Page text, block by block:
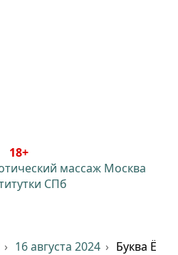
18+
массаж Москва
СПб
16 августа 2024 Буква Ё